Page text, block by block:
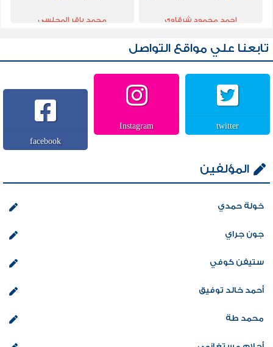
احمد محمود شرقاوي محمد باقر المجلسي
تابعنا علي مواقع التواصل
twitter
Instagram
facebook
المؤلفين
خولة حمدي
جون جراي
ستيفن كوفي
أحمد خالد توفيق
محمد طة